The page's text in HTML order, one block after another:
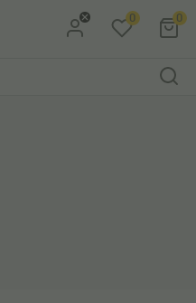
Ga naar Hoofdmenu
0 0